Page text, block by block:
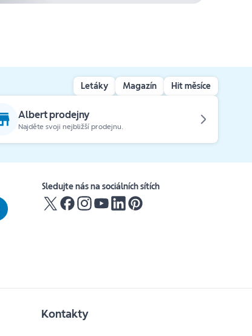
Letáky Magazín Hit měsíce
Albert prodejny
Najděte svoji nejbližší prodejnu.
Sledujte nás na sociálních sítích
Kontakty